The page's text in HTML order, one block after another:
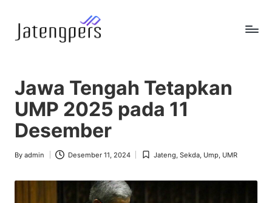
a
t
e
n
g
p
Pemerintah
Jawa Tengah Tetapkan
UMP 2025 pada 11
Desember
Posted
By admin Desember 11, 2024
Posted
Jateng ,Sekda Ump UMR